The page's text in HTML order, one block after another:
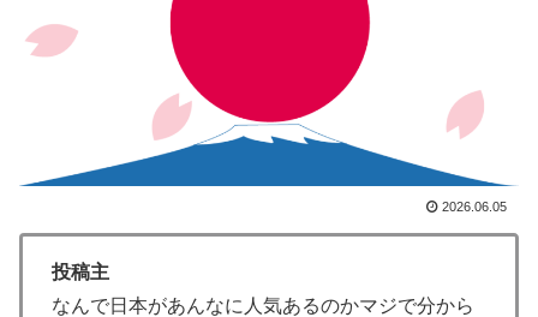
権に泣き付くも無視されて海外失笑！【海外の反応】
▶ 海外「日本人はなんて気高いんだ！」 英高級紙も驚愕
した極限の中の日本人の姿に世界が衝撃
【韓国の反応】また日本が竹島の領有権を主張してきた
ぞ → 「この話題は永遠に終わらないな」「日本政府の
支持率が落ちてきた時点でこの手のニュースが出るのは
の反応をご覧ください・・・」→「」
2026.06.05
投稿主
なんで日本があんなに人気あるのかマジで分から